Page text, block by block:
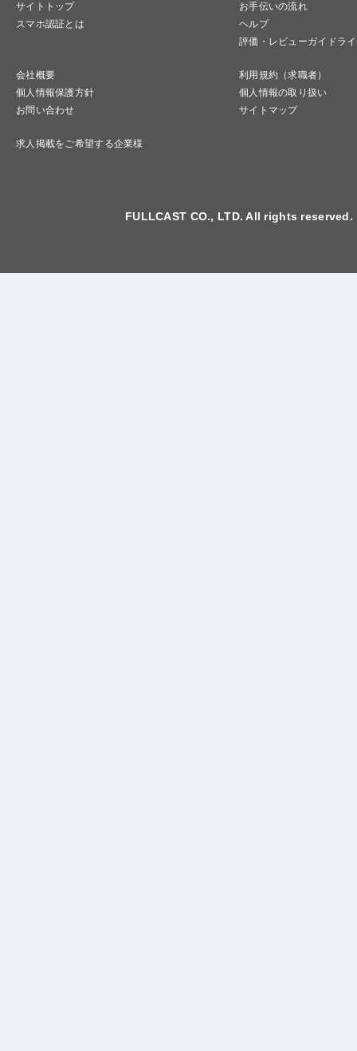
サイトトップ
お手伝いの流れ
スマホ認証とは
ヘルプ
評価・レビューガイドラ
会社概要
利用規約（求職者）
個人情報保護方針
個人情報の取り扱い
お問い合わせ
サイトマップ
求人掲載をご希望する企業様
FULLCAST CO., LTD. All rights reserved.